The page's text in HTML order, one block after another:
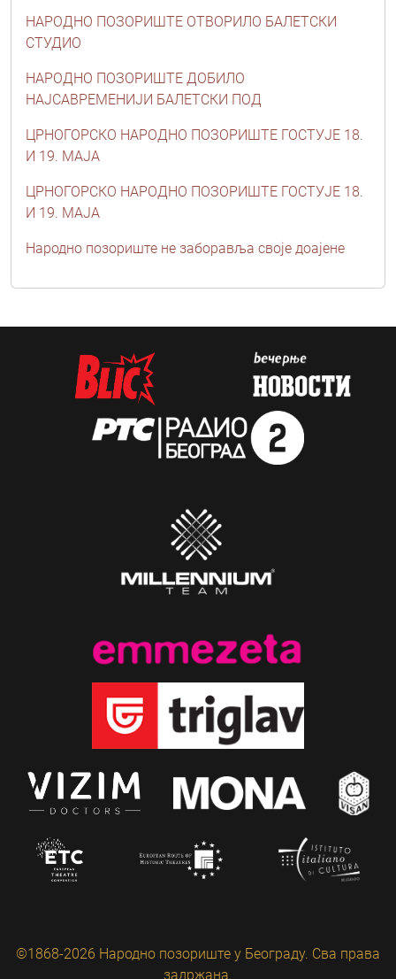
НАРОДНО ПОЗОРИШТЕ ОТВОРИЛО БАЛЕТСКИ
СТУДИО
НАРОДНО ПОЗОРИШТЕ ДОБИЛО
НАЈСАВРЕМЕНИЈИ БАЛЕТСКИ ПОД
ЦРНОГОРСКО НАРОДНО ПОЗОРИШТЕ ГОСТУЈЕ 18.
И 19. МАЈА
ЦРНОГОРСКО НАРОДНО ПОЗОРИШТЕ ГОСТУЈЕ 18.
И 19. МАЈА
Народно позориште не заборавља своје доајене
©1868-2026 Народно позориште у Београду. Сва права
задржана.